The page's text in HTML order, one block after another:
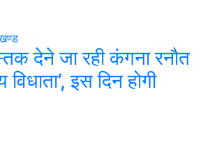
देने जा रही कंगना रनौत
विधाता’, इस दिन होगी